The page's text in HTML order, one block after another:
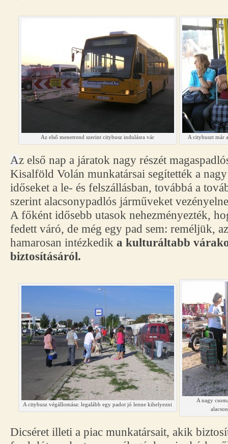
Az első menetrend szerint citybusz indulásra vár A citybuszt már
Az első nap a járatok nagy részét
Kisalföld Volán munkatársai segítették a
időseket a le- és felszállásban, továbbá a
szerint alacsonypadlós járműveket
A főként idősebb utasok nehezményezték,
fedett váró, de még egy pad sem: reméljük,
hamarosan intézkedik a kulturáltabb
biztosításáról.
A citybusz végállomása: legalább egy padot jó lenne kihelyezni
A nagy
Dicséret illeti a piac munkatársait, akik